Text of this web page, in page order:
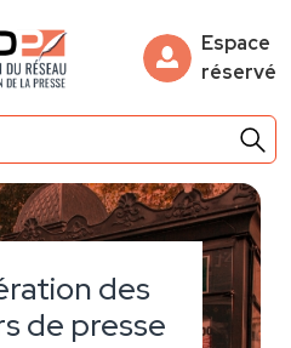
Espace
réservé
des
de presse